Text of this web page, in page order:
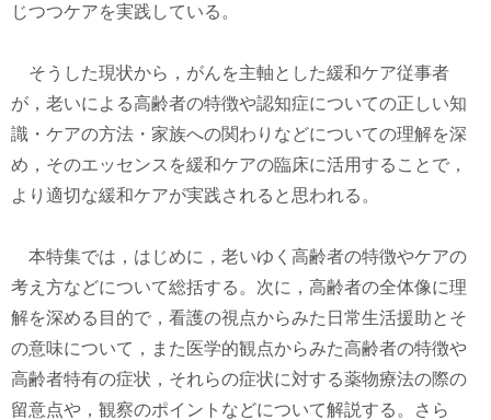
じつつケアを実践している。
そうした現状から，がんを主軸とした緩和ケア従事者
が，老いによる高齢者の特徴や認知症についての正しい知
識・ケアの方法・家族への関わりなどについての理解を深
め，そのエッセンスを緩和ケアの臨床に活用することで，
より適切な緩和ケアが実践されると思われる。
本特集では，はじめに，老いゆく高齢者の特徴やケアの
考え方などについて総括する。次に，高齢者の全体像に理
解を深める目的で，看護の視点からみた日常生活援助とそ
の意味について，また医学的観点からみた高齢者の特徴や
高齢者特有の症状，それらの症状に対する薬物療法の際の
留意点や，観察のポイントなどについて解説する。さら